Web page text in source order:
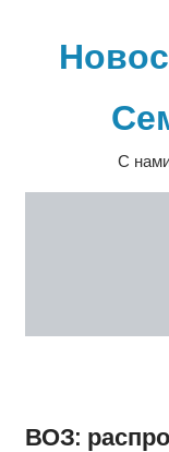
содержимому
С
ВОЗ: